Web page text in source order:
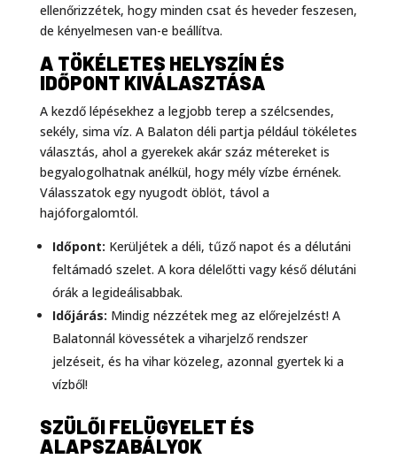
ellenőrizzétek, hogy minden csat és heveder feszesen,
de kényelmesen van-e beállítva.
A TÖKÉLETES HELYSZÍN ÉS
IDŐPONT KIVÁLASZTÁSA
A kezdő lépésekhez a legjobb terep a szélcsendes,
sekély, sima víz. A Balaton déli partja például tökéletes
választás, ahol a gyerekek akár száz métereket is
begyalogolhatnak anélkül, hogy mély vízbe érnének.
Válasszatok egy nyugodt öblöt, távol a
hajóforgalomtól.
Időpont: Kerüljétek a déli, tűző napot és a délutáni
feltámadó szelet. A kora délelőtti vagy késő délutáni
órák a legideálisabbak.
Időjárás: Mindig nézzétek meg az előrejelzést! A
Balatonnál kövessétek a viharjelző rendszer
jelzéseit, és ha vihar közeleg, azonnal gyertek ki a
vízből!
SZÜLŐI FELÜGYELET ÉS
ALAPSZABÁLYOK